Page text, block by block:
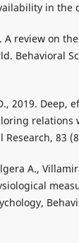
in the
A review on
Behavioral
2019.
83
A.,